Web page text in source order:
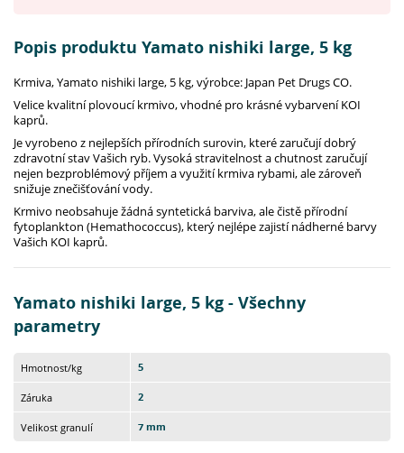
Popis produktu Yamato nishiki large, 5 kg
Krmiva, Yamato nishiki large, 5 kg, výrobce: Japan Pet Drugs CO.
Velice kvalitní plovoucí krmivo, vhodné pro krásné vybarvení KOI
kaprů.
Je vyrobeno z nejlepších přírodních surovin, které zaručují dobrý
zdravotní stav Vašich ryb. Vysoká stravitelnost a chutnost zaručují
nejen bezproblémový příjem a využití krmiva rybami, ale zároveň
snižuje znečišťování vody.
Krmivo neobsahuje žádná syntetická barviva, ale čistě přírodní
fytoplankton (Hemathococcus), který nejlépe zajistí nádherné barvy
Vašich KOI kaprů.
Yamato nishiki large, 5 kg - Všechny
parametry
Hmotnost/kg 5
Záruka 2
Velikost granulí 7 mm